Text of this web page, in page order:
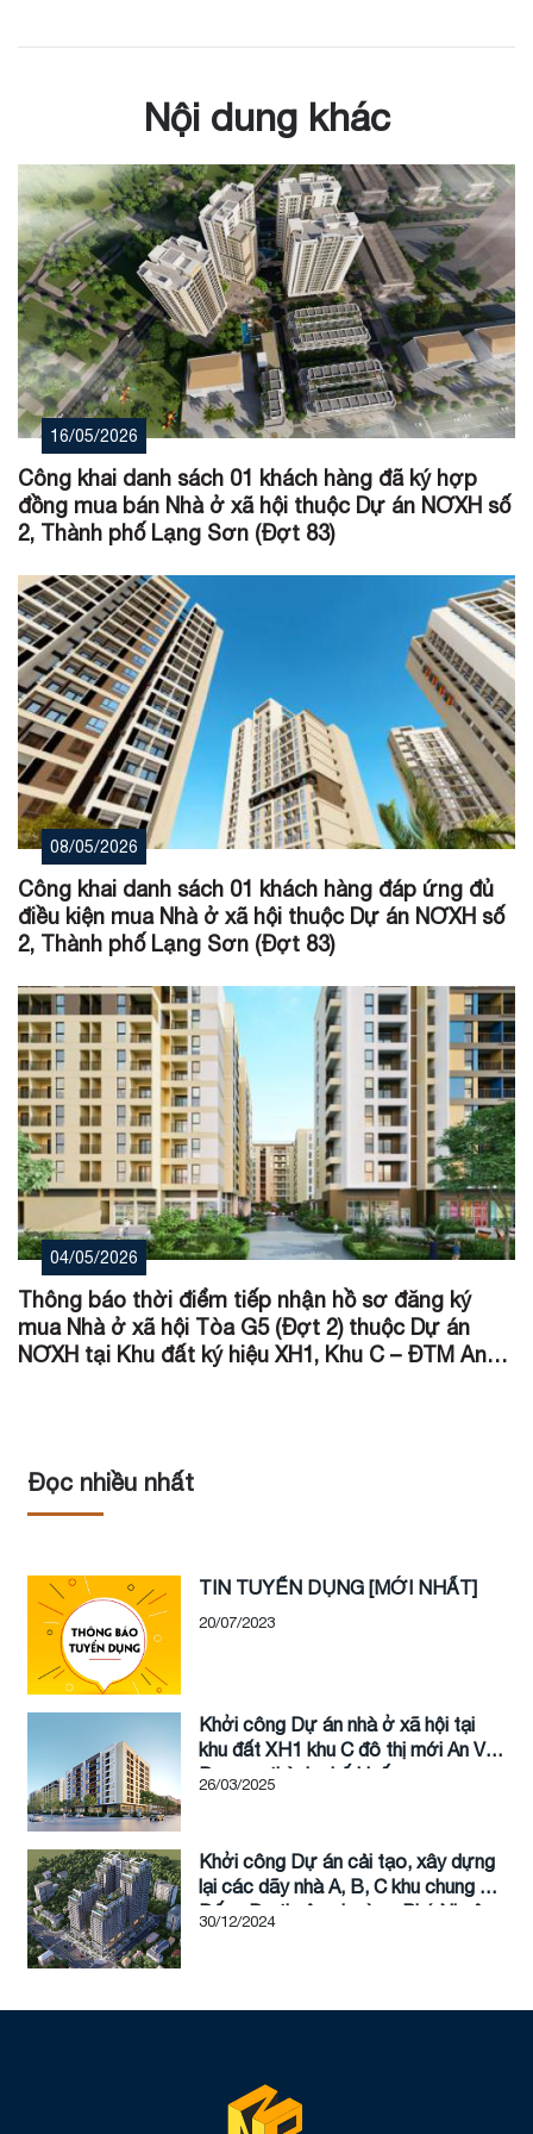
Nội dung khác
16/05/2026
Công khai danh sách 01 khách hàng đã ký hợp
đồng mua bán Nhà ở xã hội thuộc Dự án NƠXH số
2, Thành phố Lạng Sơn (Đợt 83)
08/05/2026
Công khai danh sách 01 khách hàng đáp ứng đủ
điều kiện mua Nhà ở xã hội thuộc Dự án NƠXH số
2, Thành phố Lạng Sơn (Đợt 83)
04/05/2026
Thông báo thời điểm tiếp nhận hồ sơ đăng ký
mua Nhà ở xã hội Tòa G5 (Đợt 2) thuộc Dự án
NƠXH tại Khu đất ký hiệu XH1, Khu C – ĐTM An
Đọc nhiều nhất
TIN TUYỂN DỤNG [MỚI NHẤT]
20/07/2023
Khởi công Dự án nhà ở xã hội tại
khu đất XH1 khu C đô thị mới An Vân
Dương, thành phố Huế
26/03/2025
Khởi công Dự án cải tạo, xây dựng
lại các dãy nhà A, B, C khu chung cư
Đống Đa thuộc phường Phú Nhuận,
30/12/2024